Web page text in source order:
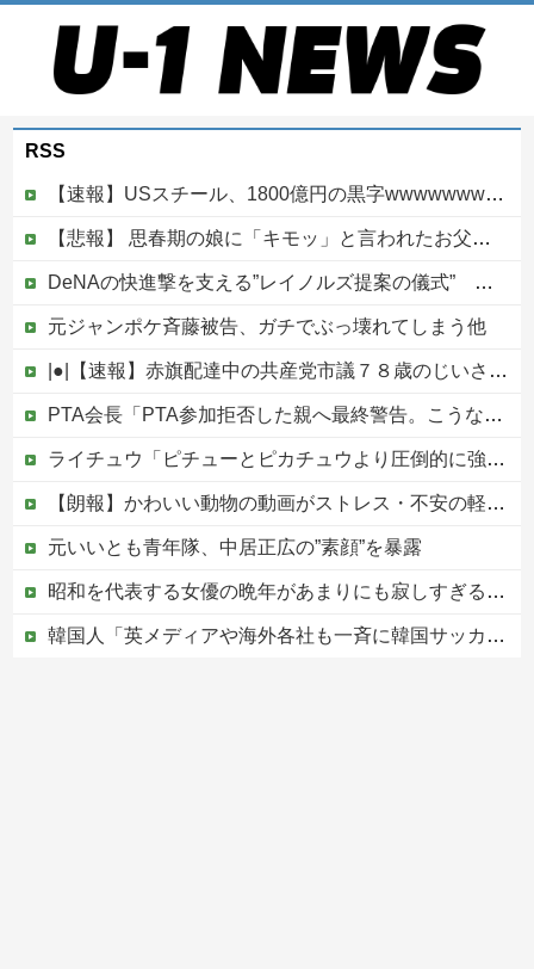
RSS
【速報】USスチール、1800億円の黒字wwwwwwwwwwwwwwwwwwwwwwww
【悲報】 思春期の娘に「キモッ」と言われたお父さん、グレるｗｗｗｗｗｗｗ
DeNAの快進撃を支える”レイノルズ提案の儀式” 決勝2ランの宮下が明かす「儀式を始めてから、チームが一つになっている」
元ジャンポケ斉藤被告、ガチでぶっ壊れてしまう他
|●|【速報】赤旗配達中の共産党市議７８歳のじいさん、左に寄りすぎたか車で民家当て逃げ
PTA会長「PTA参加拒否した親へ最終警告。こうなってもいい？」
ライチュウ「ピチューとピカチュウより圧倒的に強いですｗｗｗｗ」←こいつが不人気な理由
【朗報】かわいい動物の動画がストレス・不安の軽減になる可能性。英大学の研究で実証
元いいとも青年隊、中居正広の”素顔”を暴露
昭和を代表する女優の晩年があまりにも寂しすぎる！と話題に、自身の子供を餓死する寸前までネグレクトした挙句……
韓国人「英メディアや海外各社も一斉に韓国サッカー協会を巡る過去の不祥事を報道！」→「国際的な信用失墜の危機‥」